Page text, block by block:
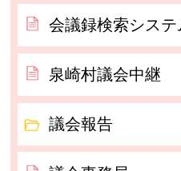
会議録検索システ
泉崎村議会中継
議会報告